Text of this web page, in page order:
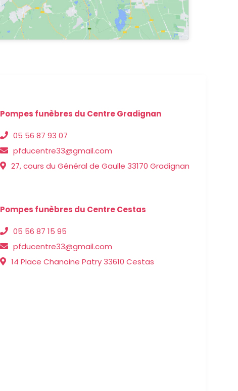
Pompes funèbres du Centre Gradignan
05 56 87 93 07
pfducentre33@gmail.com
27, cours du Général de Gaulle 33170 Gradignan
Pompes funèbres du Centre Cestas
05 56 87 15 95
pfducentre33@gmail.com
14 Place Chanoine Patry 33610 Cestas